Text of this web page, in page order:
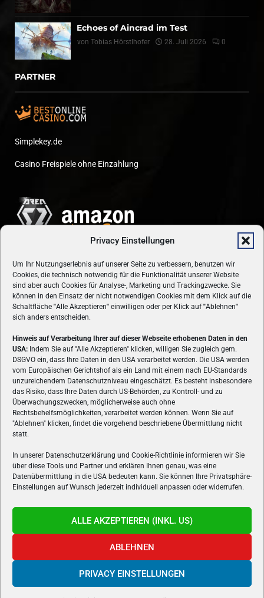
Privacy Einstellungen
Um Ihr Nutzungserlebnis auf unserer Seite zu verbessern, benutzen wir
Cookies, die technisch notwendig für die Funktionalität unserer Website
sind aber auch Cookies für Analyse-, Marketing und Trackingzwecke. Sie
können in den Einsatz der nicht notwendigen Cookies mit dem Klick auf die
Schaltfläche "Alle Akzeptieren" einwilligen oder per Klick auf"Ablehnen"
sich anders entscheiden.
Hinweis auf Verarbeitung Ihrer auf dieser Webseite erhobenen Daten in den
USA: Indem Sie auf "Alle Akzeptieren" klicken, willigen Sie zugleich gem.
DSGVO ein, dass Ihre Daten in den USA verarbeitet werden. Die USA werden
vom Europäischen Gerichtshof als ein Land mit einem nach EU-Standards
unzureichendem Datenschutzniveau eingeschätzt. Es besteht insbesondere
das Risiko, dass Ihre Daten durch US-Behörden, zu Kontroll- und zu
Überwachungszwecken, möglicherweise auch ohne
Rechtsbehelfsmöglichkeiten, verarbeitet werden können. Wenn Sie auf
"Ablehnen" klicken, findet die vorgehend beschriebene Übermittlung nicht
statt.
In unserer Datenschutzerklärung und Cookie-Richtlinie informieren wir Sie
über diese Tools und Partner und erklären Ihnen genau, was eine
Datenübermittlung in die USA bedeuten kann. Sie können Ihre Privatsphäre-
Einstellungen auf Wunsch jederzeit individuell anpassen oder widerrufen.
ALLE AKZEPTIEREN (INKL. US)
ABLEHNEN
PRIVACY EINSTELLUNGEN
Echoes of Aincrad im Test
von Tobias Hörstlhofer 28. Juli 2026 0
PARTNER
Simplekey.de
Casino Freispiele ohne Einzahlung
ÜBER UNS
VON GAMERN, FÜR GAMER! Gamers.at ist das älteste Online-
Spielemagazin Österreichs und bringt täglich aktuelle News,
Reviews und Videos zu PC- und Konsolenspielen, Gaming-
Hardware und aus der Welt des e-Sport's.
FOLGE UNS
Gamers.at v6 © 1999-2024 All Rights Reserved -Kontakt|Impressum|
Datenschutzerklärung
- Developed by